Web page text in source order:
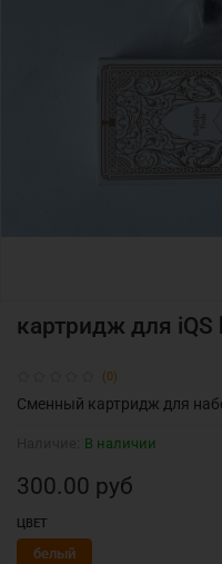
(0)
В наличии
картридж для iQS
300.00 руб
ЦВЕТ
белый
Сменный картридж для